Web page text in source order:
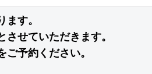
す。
せていただきます。
予約ください。